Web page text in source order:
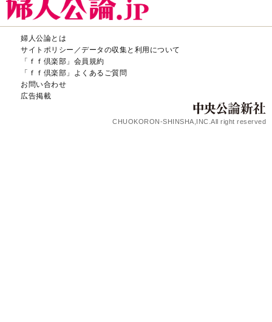
婦人公論とは
サイトポリシー／データの収集と利用について
「ｆｆ倶楽部」会員規約
「ｆｆ倶楽部」よくあるご質問
お問い合わせ
広告掲載
CHUOKORON-SHINSHA,INC.All right reserved